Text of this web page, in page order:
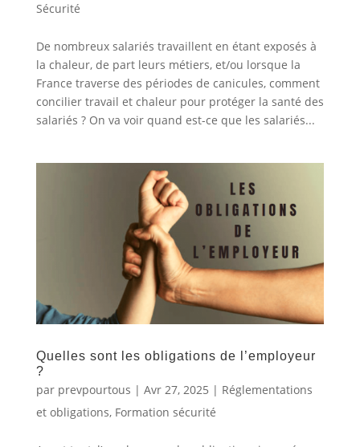
Sécurité
De nombreux salariés travaillent en étant exposés à
la chaleur, de part leurs métiers, et/ou lorsque la
France traverse des périodes de canicules, comment
concilier travail et chaleur pour protéger la santé des
salariés ? On va voir quand est-ce que les salariés...
Quelles sont les obligations de l’employeur
?
par prevpourtous | Avr 27, 2025 | Réglementations
et obligations, Formation sécurité